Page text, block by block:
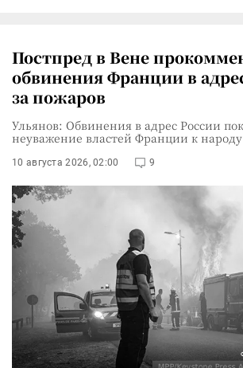
Постпред в Вене
обвинения Франции в
за пожаров
Ульянов: Обвинения в адрес России
неуважение властей Франции к народу
10 августа 2026, 02:00 9